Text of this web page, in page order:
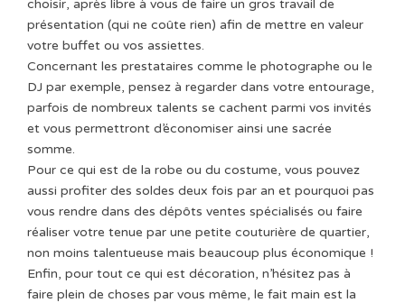
choisir, après libre à vous de faire un gros travail de
présentation (qui ne coûte rien) afin de mettre en valeur
votre buffet ou vos assiettes.
Concernant les prestataires comme le photographe ou le
DJ par exemple, pensez à regarder dans votre entourage,
parfois de nombreux talents se cachent parmi vos invités
et vous permettront d’économiser ainsi une sacrée
somme.
Pour ce qui est de la robe ou du costume, vous pouvez
aussi profiter des soldes deux fois par an et pourquoi pas
vous rendre dans des dépôts ventes spécialisés ou faire
réaliser votre tenue par une petite couturière de quartier,
non moins talentueuse mais beaucoup plus économique !
Enfin, pour tout ce qui est décoration, n’hésitez pas à
faire plein de choses par vous même, le fait main est la